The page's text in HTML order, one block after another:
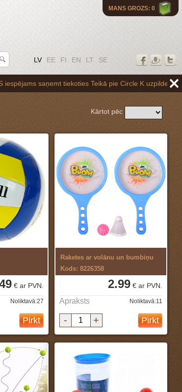
MANS GROZS: 0
LV EE FI EN LT SE
Teikā pie Circle K uzpildes stacijas Brīvības gatvē
Kārtot pēc
€ ar PVN.
Noliktavā:27
Pirkt
Raketes ar volānu un bumbiņu
Kods: 8226358
2.99 € ar PVN.
Apraksts Noliktavā:11
- + Pirkt